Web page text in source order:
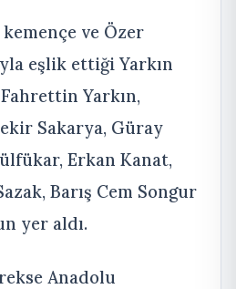
ve Özer
eşlik ettiği Yarkın
Yarkın,
Sakarya, Güray
Erkan Kanat,
Barış Cem Songur
yer aldı.
Anadolu